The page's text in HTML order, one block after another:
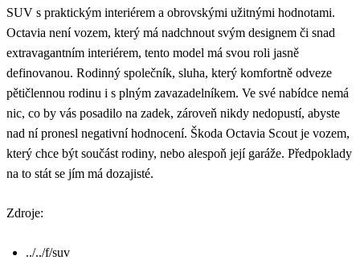
SUV s praktickým interiérem a obrovskými užitnými hodnotami.
Octavia není vozem, který má nadchnout svým designem či snad
extravagantním interiérem, tento model má svou roli jasně
definovanou. Rodinný společník, sluha, který komfortně odveze
pětičlennou rodinu i s plným zavazadelníkem. Ve své nabídce nemá
nic, co by vás posadilo na zadek, zároveň nikdy nedopustí, abyste
nad ní pronesl negativní hodnocení. Škoda Octavia Scout je vozem,
který chce být součást rodiny, nebo alespoň její garáže. Předpoklady
na to stát se jím má dozajisté.
Zdroje:
../../f/suv